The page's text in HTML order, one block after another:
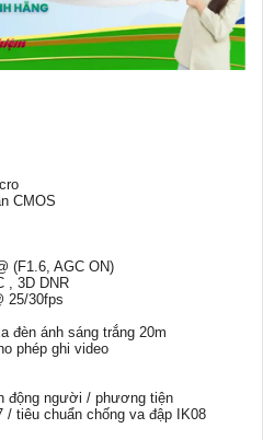
CMOS
(F1.6, AGC ON)
, 3D DNR
25/30fps
đèn ánh sáng trắng 20m
phép ghi video
động người / phương tiện
tiêu chuẩn chống va đập IK08